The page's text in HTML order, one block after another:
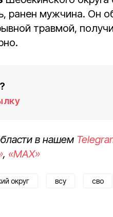
ранен мужчина. Он
травмой,
в нашем
, «MAX»
округ всу сво